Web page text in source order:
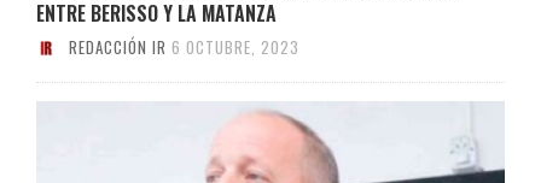
ENTRE BERISSO Y LA MATANZA
REDACCIÓN IR 6 OCTUBRE, 2023